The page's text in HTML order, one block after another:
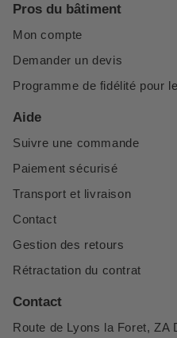
Pros du bâtiment
Mon compte
Demander un devis
Programme de fidélité pour
Aide
Suivre une commande
Paiement sécurisé
Transport et livraison
Contact
Gestion des retours
Rétractation du contrat
Contact
Route de Lyons la Foret, ZA